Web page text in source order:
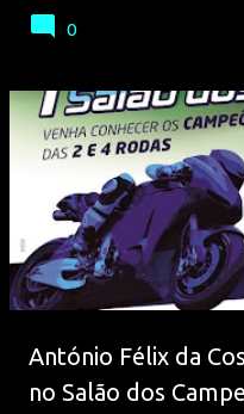
0
António Félix da
no Salão dos